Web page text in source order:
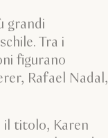
grandi
Tra i
figurano
Rafael Nadal,
il titolo, Karen